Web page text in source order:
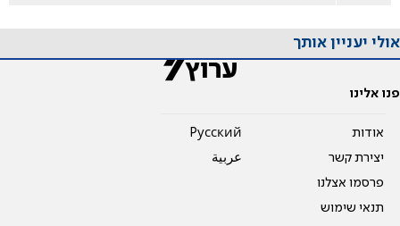
אולי יעניין אותך
פנו אלינו
אודות
יצירת קשר
פרסמו אצלנו
תנאי שימוש
Pусский
عربية